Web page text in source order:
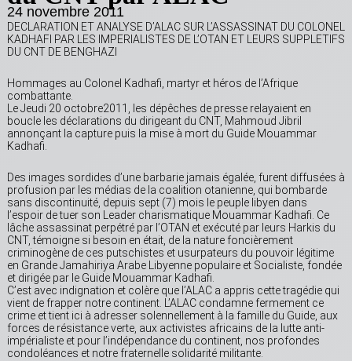
24 novembre 2011
DECLARATION ET ANALYSE D’ALAC SUR L’ASSASSINAT DU COLONEL
KADHAFI PAR LES IMPERIALISTES DE L’OTAN ET LEURS SUPPLETIFS
DU CNT DE BENGHAZI
Hommages au Colonel Kadhafi, martyr et héros de l’Afrique
combattante.
Le Jeudi 20 octobre2011, les dépêches de presse relayaient en
boucle les déclarations du dirigeant du CNT, Mahmoud Jibril
annonçant la capture puis la mise à mort du Guide Mouammar
Kadhafi.
Des images sordides d’une barbarie jamais égalée, furent diffusées à
profusion par les médias de la coalition otanienne, qui bombarde
sans discontinuité, depuis sept (7) mois le peuple libyen dans
l’espoir de tuer son Leader charismatique Mouammar Kadhafi. Ce
lâche assassinat perpétré par l’OTAN et exécuté par leurs Harkis du
CNT, témoigne si besoin en était, de la nature foncièrement
criminogène de ces putschistes et usurpateurs du pouvoir légitime
en Grande Jamahiriya Arabe Libyenne populaire et Socialiste, fondée
et dirigée par le Guide Mouammar Kadhafi.
C’est avec indignation et colère que l’ALAC a appris cette tragédie qui
vient de frapper notre continent. L’ALAC condamne fermement ce
crime et tient ici à adresser solennellement à la famille du Guide, aux
forces de résistance verte, aux activistes africains de la lutte anti-
impérialiste et pour l’indépendance du continent, nos profondes
condoléances et notre fraternelle solidarité militante.